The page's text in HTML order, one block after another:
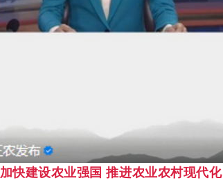
加快建设农业强国 推进农业农村现代化